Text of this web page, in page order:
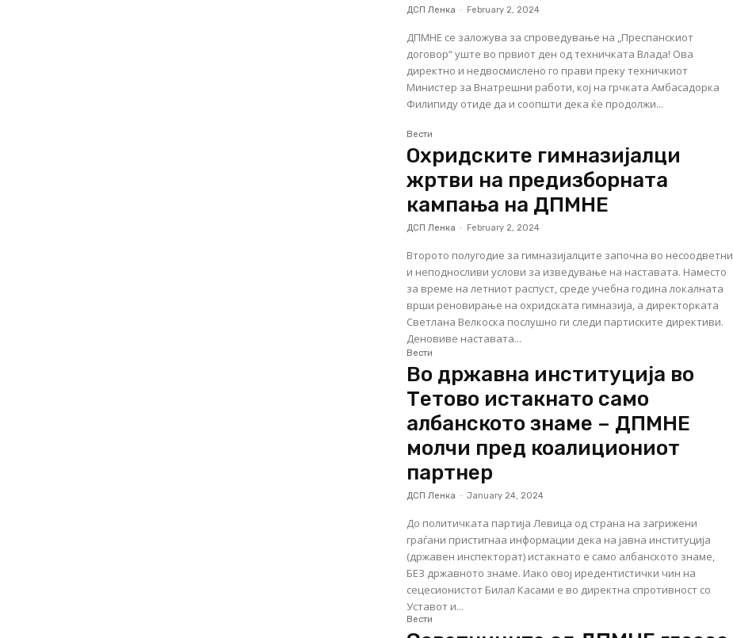
ДСП Ленка - February 2, 2024
ДПМНЕ се заложува за спроведување на „Преспанскиот
договор“ уште во првиот ден од техничката Влада! Ова
директно и недвосмислено го прави преку техничкиот
Министер за Внатрешни работи, кој на грчката Амбасадорка
Филипиду отиде да и соопшти дека ќе продолжи...
Вести
Охридските гимназијалци
жртви на предизборната
кампања на ДПМНЕ
ДСП Ленка - February 2, 2024
Второто полугодие за гимназијалците започна во несоодветни
и неподносливи услови за изведување на наставата. Наместо
за време на летниот распуст, среде учебна година локалната
врши реновирање на охридската гимназија, а директорката
Светлана Велкоска послушно ги следи партиските директиви.
Деновиве наставата...
Вести
Во државна институција во
Тетово истакнато само
албанското знаме – ДПМНЕ
молчи пред коалициониот
партнер
ДСП Ленка - January 24, 2024
До политичката партија Левица од страна на загрижени
граѓани пристигнаа информации дека на јавна институција
(државен инспекторат) истакнато е само албанското знаме,
БЕЗ државното знаме. Иако овој иредентистички чин на
сецесионистот Билал Касами е во директна спротивност со
Уставот и...
Вести